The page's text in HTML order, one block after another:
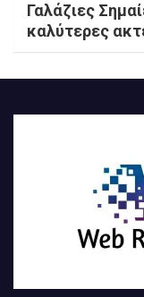
Γαλάζιες
καλύτερες